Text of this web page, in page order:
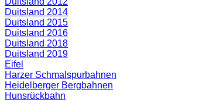
Duitsland 2014
Duitsland 2015
Duitsland 2016
Duitsland 2018
Duitsland 2019
Eifel
Harzer Schmalspurbahnen
Heidelberger Bergbahnen
Hunsrückbahn